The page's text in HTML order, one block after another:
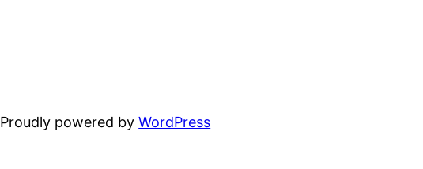
Proudly powered byWordPress